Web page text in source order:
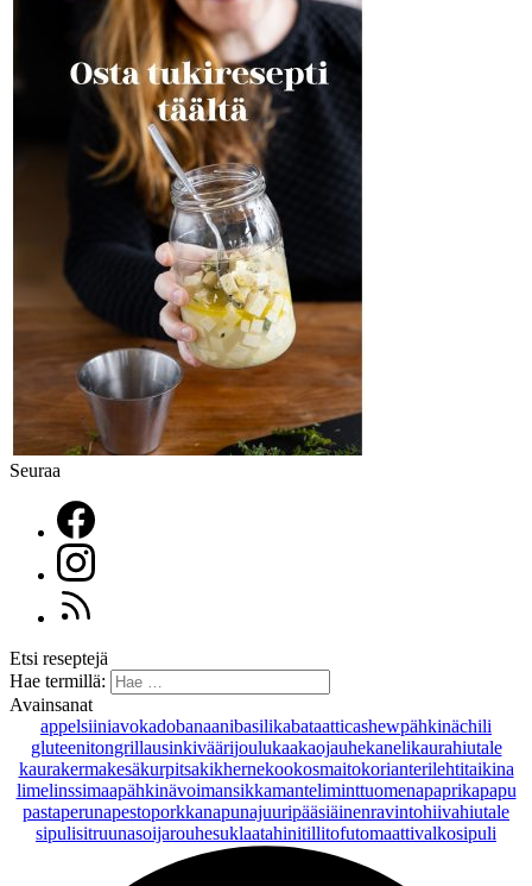
Seuraa
Etsi reseptejä
Hae termillä:
Avainsanat
appelsiiniavokadobanaanibasilikabataatticashewpähkinächili
gluteenitongrillausinkiväärijoulukaakaojauhekanelikaurahiutale
kaurakermakesäkurpitsakikhernekookosmaitokorianterilehtitaikina
limelinssimaapähkinävoimansikkamanteliminttuomenapaprikapapu
pastaperunapestoporkkanapunajuuripääsiäinenravintohiivahiutale
sipulisitruunasoijarouhesuklaatahinitillitofutomaattivalkosipuli